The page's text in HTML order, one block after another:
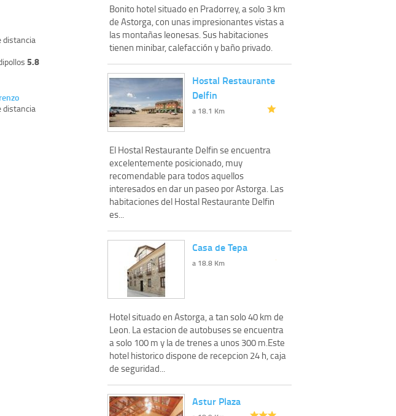
distancia
5.8
distancia
Bonito hotel situado en Pradorrey, a solo 3 km
de Astorga, con unas impresionantes vistas a
las montañas leonesas. Sus habitaciones
tienen minibar, calefacción y baño privado.
Hostal Restaurante
Delfin
a 18.1 Km
El Hostal Restaurante Delfin se encuentra
excelentemente posicionado, muy
recomendable para todos aquellos
interesados en dar un paseo por Astorga. Las
habitaciones del Hostal Restaurante Delfin
es...
Casa de Tepa
a 18.8 Km
Hotel situado en Astorga, a tan solo 40 km de
Leon. La estacion de autobuses se encuentra
a solo 100 m y la de trenes a unos 300 m.Este
hotel historico dispone de recepcion 24 h, caja
de seguridad...
Astur Plaza